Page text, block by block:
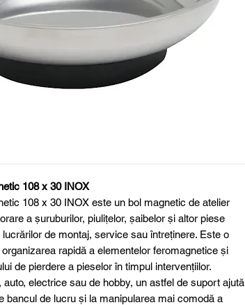
108 x 30 INOX
108 x 30 INOX este un bol magnetic de atelier
a șuruburilor, piulițelor, şaibelor și altor piese
de montaj, service sau întreținere. Este o
rapidă a elementelor feromagnetice și
de pierdere a pieselor în timpul intervențiilor.
auto, electrice sau de hobby, un astfel de suport ajută
bancul de lucru și la manipularea mai comodă a